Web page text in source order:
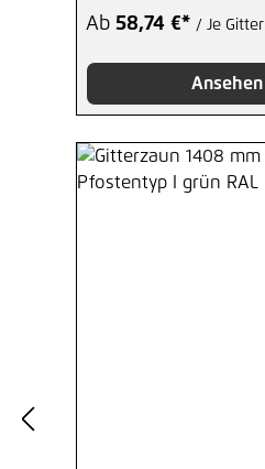
Ab 58,74 €* / Je Gitter
Ansehen